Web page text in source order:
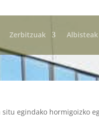
Zerbitzuak Albisteak
situ egindako hormigoizko